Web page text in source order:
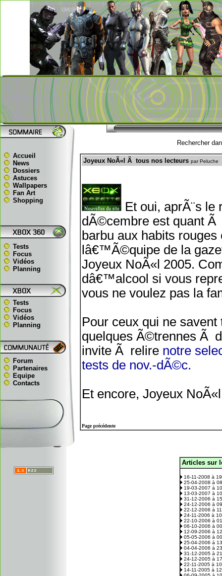
Accueil
News
Dossiers
Astuces
Wallpapers
Fan Art
Shopping
Tests
Focus
Vidéos
Planning
Tests
Focus
Vidéos
Planning
Forum
Partenaires
Equipe
Contacts
Rechercher
Joyeux NoÃ«l Ã tous nos lecteurs par Peluche
Et oui, aprÃ¨s le
dÃ©cembre est quant Ã
barbu aux habits
lâ€™Ã©quipe de la
Joyeux NoÃ«l 2005.
dâ€™alcool si vous
vous ne voulez pas la
Pour ceux qui ne
quelques Ã©trennes Ã
invite Ã relire notre
tests de nov.-dÃ©c.
Et encore, Joyeux
Page précédente
Articles sur
16-11-2008 à
25-04-2008 à
19-03-2007 à
13-03-2007 à
31-12-2006 à
24-12-2006 à
22-12-2006 à
24-11-2006 à
22-10-2006 à
06-10-2006 à
12-09-2006 à
05-05-2006 à
25-04-2006 à
04-04-2006 à
31-12-2005 à
24-12-2005 à
22-11-2005 à
14-11-2005 à